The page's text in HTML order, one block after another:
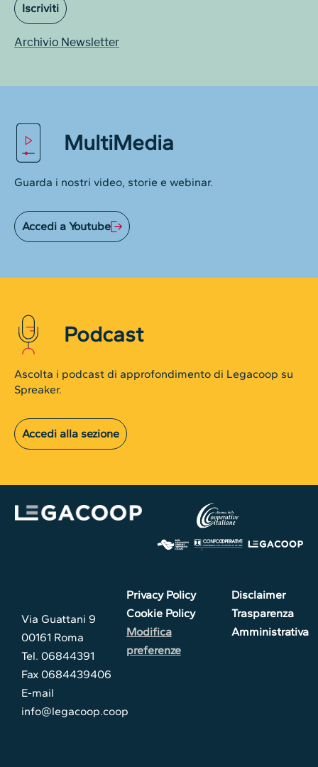
Iscriviti
Archivio Newsletter
MultiMedia
Guarda i nostri video, storie e webinar.
Accedi a Youtube
Podcast
Ascolta i podcast di approfondimento di Legacoop su
Spreaker.
Accedi alla sezione
Via Guattani 9
00161 Roma
Tel. 06844391
Fax 0684439406
E-mail
info@legacoop.coop
Privacy Policy
Cookie Policy
Modifica
preferenze
Disclaimer
Trasparenza
Amministrativa